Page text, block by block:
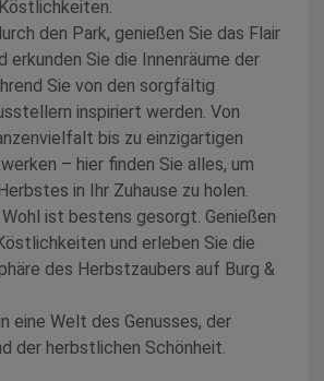
den Park, genießen Sie das Flair
erkunden Sie die Innenräume der
Sie von den sorgfältig
inspiriert werden. Von
bis zu einzigartigen
– hier finden Sie alles, um
in Ihr Zuhause zu holen.
ist bestens gesorgt. Genießen
und erleben Sie die
des Herbstzaubers auf Burg &
eine Welt des Genusses, der
der herbstlichen Schönheit.